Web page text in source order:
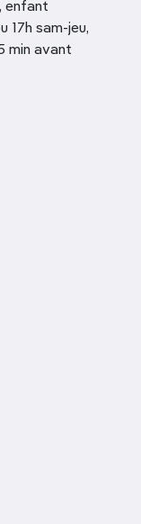
enfant
17h sam-jeu,
min avant